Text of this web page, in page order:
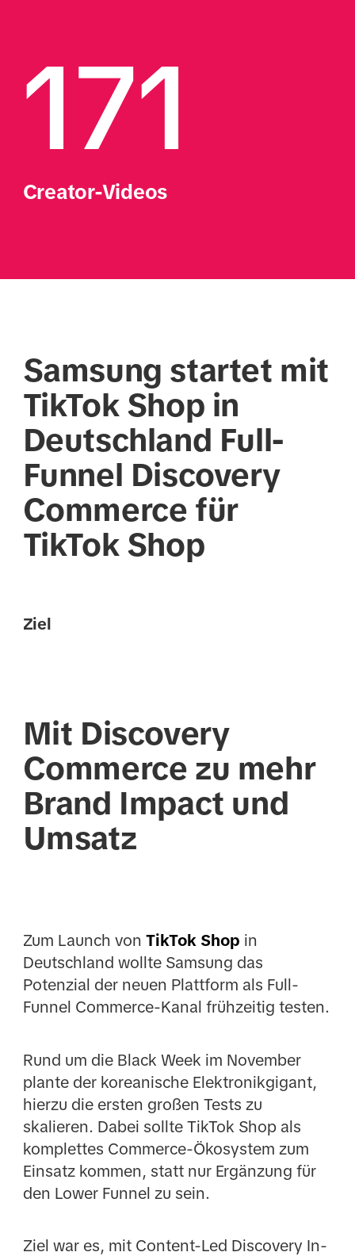
171
Creator-Videos
Samsung startet mit
TikTok Shop in
Deutschland Full-
Funnel Discovery
Commerce für
TikTok Shop
Ziel
Mit Discovery
Commerce zu mehr
Brand Impact und
Umsatz
Zum Launch von TikTok Shop in
Deutschland wollte Samsung das
Potenzial der neuen Plattform als Full-
Funnel Commerce-Kanal frühzeitig testen.
Rund um die Black Week im November
plante der koreanische Elektronikgigant,
hierzu die ersten großen Tests zu
skalieren. Dabei sollte TikTok Shop als
komplettes Commerce-Ökosystem zum
Einsatz kommen, statt nur Ergänzung für
den Lower Funnel zu sein.
Ziel war es, mit Content-Led Discovery In-